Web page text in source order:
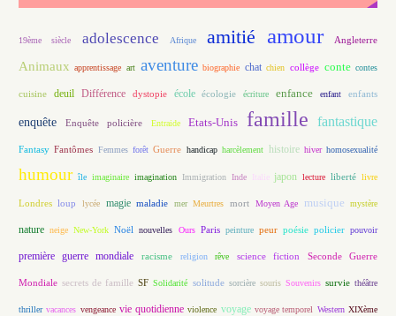
19ème siècle adolescence Afrique amitié amour Angleterre
Animaux apprentissage art aventure biographie chat chien collège conte contes
cuisine deuil Différence dystopie école écologie écriture enfance enfant enfants
enquête Enquête policière Entraide Etats-Unis famille fantastique
Fantasy Fantômes Femmes forêt Guerre handicap harcèlement histoire hiver homosexualité
humour île imaginaire imagination Immigration Inde Italie japon lecture liberté livre
Londres loup lycée magie maladie mer Meurtres mort Moyen Age musique mystère
nature neige New-York Noël nouvelles Ours Paris peinture peur poésie policier pouvoir
première guerre mondiale racisme religion rêve science fiction Seconde Guerre
Mondiale secrets de famille SF Solidarité solitude sorcière souris Souvenirs survie théâtre
thriller vacances vengeance vie quotidienne violence voyage voyage temporel Western XIXème